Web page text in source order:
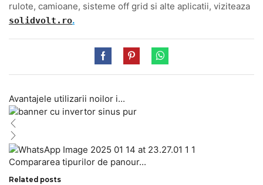
rulote, camioane, sisteme off grid si alte aplicatii, viziteaza
solidvolt.ro.
Avantajele utilizarii noilor i...
Compararea tipurilor de panour...
Related posts